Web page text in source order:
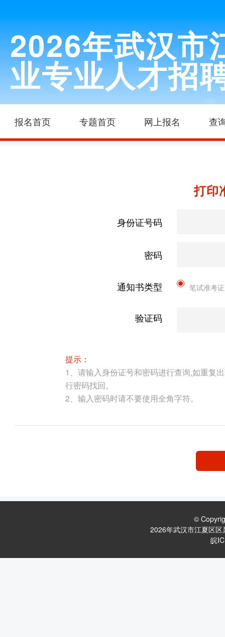
2026年武汉市
业专业人才招
报名首页 专题首页 网上报名 查
打印
身份证号码
密码
通知书类型 笔试准考证
验证码
提示：
1、请输入身份证号和密码进行查询,如重复
行密码找回。
2、输入密码时请不要使用全角字符。
©
2026年武汉市江夏区
皖